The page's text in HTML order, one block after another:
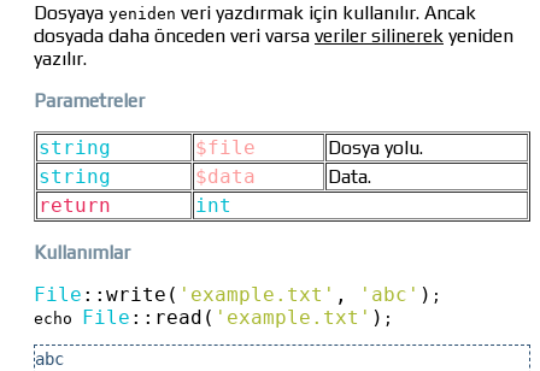
Dosyaya yeniden veri yazdırmak için kullanılır. Ancak
dosyada daha önceden veri varsa veriler silinerek yeniden
yazılır.
Parametreler
string $file
Dosya yolu.
string
$data
Data.
return
int
Kullanımlar
File :: write( 'example.txt' , 'abc' ) ;
echo
File :: read( 'example.txt' ) ;
abc